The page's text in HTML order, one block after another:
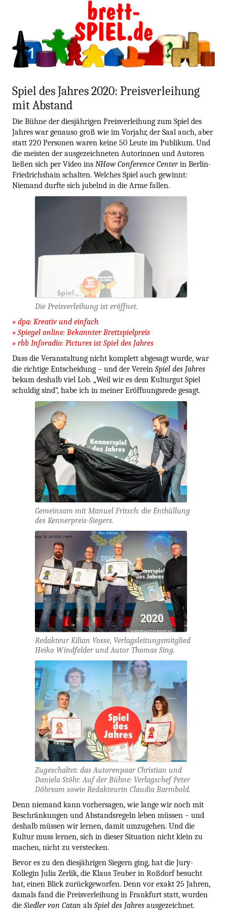
Spiel des Jahres 2020: Preisverleihung
mit Abstand
Die Bühne der diesjährigen Preisverleihung zum Spiel des
Jahres war genauso groß wie im Vorjahr, der Saal auch, aber
statt 220 Personen waren keine 50 Leute im Publikum. Und
die meisten der ausgezeichneten Autorinnen und Autoren
ließen sich per Video ins NHow Conference Centerin Berlin-
Friedrichshain schalten. Welches Spiel auch gewinnt:
Niemand durfte sich jubelnd in die Arme fallen.
Die Preisverleihung ist eröffnet.
» dpa: Kreativ und einfach
» Spiegel online: Bekannter Brettspielpreis
» rbb Inforadio: Pictures ist Spiel des Jahres
Dass die Veranstaltung nicht komplett abgesagt wurde, war
die richtige Entscheidung – und der Verein Spiel des Jahres
bekam deshalb viel Lob. „Weil wir es dem Kulturgut Spiel
schuldig sind“, habe ich in meiner Eröffnungsrede gesagt.
Gemeinsam mit Manuel Fritsch: die Enthüllung
des Kennerpreis-Siegers.
Redakteur Kilian Vosse, Verlagsleitungsmitglied
Heiko Windfelder und Autor Thomas Sing.
Zugeschaltet: das Autorenpaar Christian und
Daniela Stöhr. Auf der Bühne: Verlagschef Peter
Döhrsam sowie Redakteurin Claudia Barmbold.
Denn niemand kann vorhersagen, wie lange wir noch mit
Beschränkungen und Abstandsregeln leben müssen – und
deshalb müssen wir lernen, damit umzugehen. Und die
Kultur muss lernen, sich in dieser Situation nicht klein zu
machen, nicht zu verstecken.
Bevor es zu den diesjährigen Siegern ging, hat die Jury-
Kollegin Julia Zerlik, die Klaus Teuber in Roßdorf besucht
hat, einen Blick zurückgeworfen. Denn vor exakt 25 Jahren,
damals fand die Preisverleihung in Frankfurt statt, wurden
die Siedler von Catan als Spiel des Jahres ausgezeichnet.